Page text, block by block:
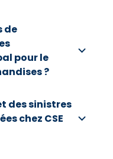
de
pour le
?
des sinistres
chez CSE